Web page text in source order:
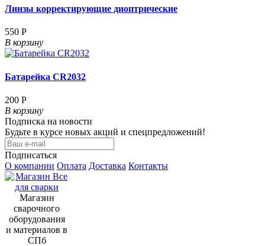
Линзы корректирующие диоптрические
550 Р
В корзину
Батарейка CR2032
200 Р
В корзину
Подписка на новости
Будьте в курсе новых акций и спецпредложений!
Подписаться
О компании Оплата Доставка Контакты
Магазин
сварочного
оборудования
и материалов в
СПб